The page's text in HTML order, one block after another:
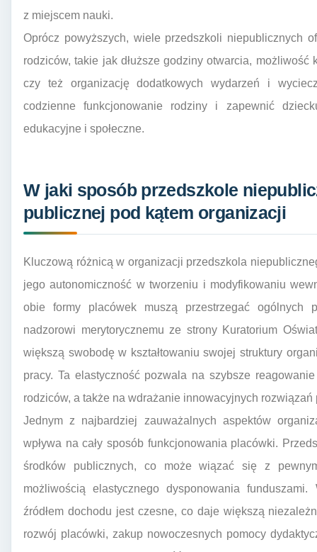
z miejscem nauki.
Oprócz powyższych, wiele przedszkoli niepublicznych
rodziców, takie jak dłuższe godziny otwarcia,
czy też organizację dodatkowych wydarzeń i
codzienne funkcjonowanie rodziny i zapewnić
edukacyjne i społeczne.
W jaki sposób przedszkole
publicznej pod kątem organizacji
Kluczową różnicą w organizacji przedszkola
jego autonomiczność w tworzeniu i modyfikowaniu
obie formy placówek muszą przestrzegać ogólnych
nadzorowi merytorycznemu ze strony Kuratorium
większą swobodę w kształtowaniu swojej struktury
pracy. Ta elastyczność pozwala na szybsze
rodziców, a także na wdrażanie innowacyjnych rozwiązań
Jednym z najbardziej zauważalnych aspektów
wpływa na cały sposób funkcjonowania placówki.
środków publicznych, co może wiązać się z
możliwością elastycznego dysponowania
źródłem dochodu jest czesne, co daje większą
rozwój placówki, zakup nowoczesnych pomocy